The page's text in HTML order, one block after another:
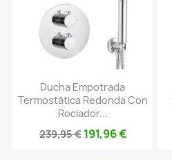
Ducha Empotrada
Termostática Redonda Con
Rociador...
239,95 € 191,96 €